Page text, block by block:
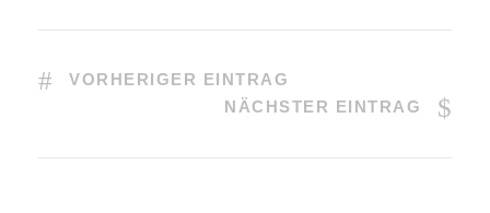
VORHERIGER EINTRAG
NÄCHSTER EINTRAG